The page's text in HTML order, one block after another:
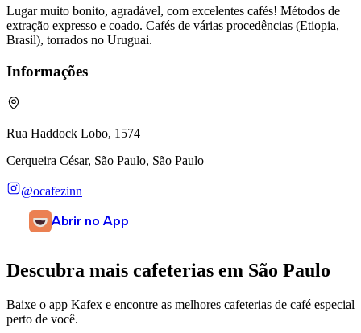
Lugar muito bonito, agradável, com excelentes cafés! Métodos de
extração expresso e coado. Cafés de várias procedências (Etiopia,
Brasil), torrados no Uruguai.
Informações
Rua Haddock Lobo, 1574
Cerqueira César, São Paulo, São Paulo
@ocafezinn
Abrir no App
Descubra mais cafeterias em São Paulo
Baixe o app Kafex e encontre as melhores cafeterias de café especial
perto de você.